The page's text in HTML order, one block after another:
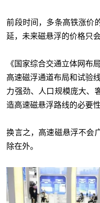
前段时间，多条高铁涨价
延，未来磁悬浮的价格只会
《国家综合交通立体网布
高速磁浮通道布局和试验
力强劲、人口规模庞大、
造高速磁悬浮路线的必要性
换言之，高速磁悬浮不会
除在外。